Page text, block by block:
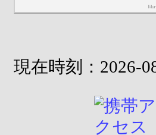
現在時刻：2026-